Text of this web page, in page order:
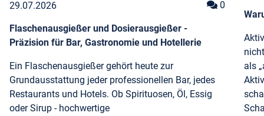
29.07.2026 0
Flaschenausgießer und Dosierausgießer -
Präzision für Bar, Gastronomie und Hotellerie
Ein Flaschenausgießer gehört heute zur
Grundausstattung jeder professionellen Bar, jedes
Restaurants und Hotels. Ob Spirituosen, Öl, Essig
oder Sirup - hochwertige
als